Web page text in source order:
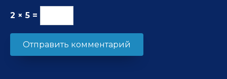
2 × 5 =